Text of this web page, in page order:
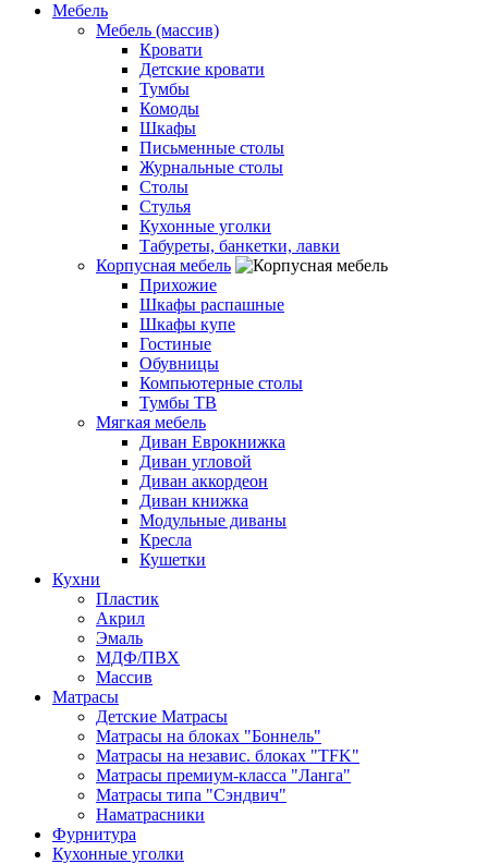
Мебель
Мебель (массив)
Кровати
Детские кровати
Тумбы
Комоды
Шкафы
Письменные столы
Журнальные столы
Столы
Стулья
Кухонные уголки
Табуреты, банкетки, лавки
Корпусная мебель
Прихожие
Шкафы распашные
Шкафы купе
Гостиные
Обувницы
Компьютерные столы
Тумбы ТВ
Мягкая мебель
Диван Еврокнижка
Диван угловой
Диван аккордеон
Диван книжка
Модульные диваны
Кресла
Кушетки
Кухни
Пластик
Акрил
Эмаль
МДФ/ПВХ
Массив
Матрасы
Детские Матрасы
Матрасы на блоках "Боннель"
Матрасы на независ. блоках "TFK"
Матрасы премиум-класса "Ланга"
Матрасы типа "Сэндвич"
Наматрасники
Фурнитура
Кухонные уголки